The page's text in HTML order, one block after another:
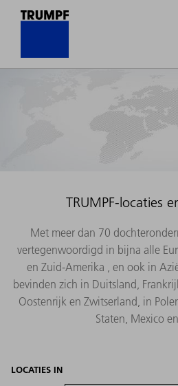
TRUMPF-locaties
Met meer dan 70
vertegenwoordigd in bijna alle
en Zuid-Amerika , en ook in
bevinden zich in Duitsland,
Oostenrijk en Zwitserland, in
Staten, Mexico
LOCATIES IN